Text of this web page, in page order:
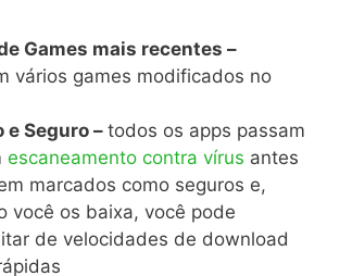
Games mais recentes –
vários games modificados no
e Seguro – todos os apps passam
escaneamento contra vírus antes
marcados como seguros e,
você os baixa, você pode
de velocidades de download